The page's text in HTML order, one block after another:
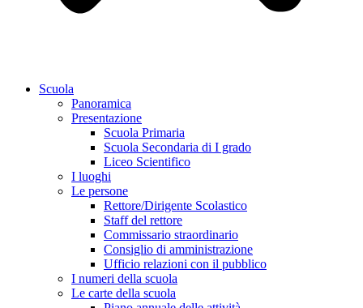
Scuola
Panoramica
Presentazione
Scuola Primaria
Scuola Secondaria di I grado
Liceo Scientifico
I luoghi
Le persone
Rettore/Dirigente Scolastico
Staff del rettore
Commissario straordinario
Consiglio di amministrazione
Ufficio relazioni con il pubblico
I numeri della scuola
Le carte della scuola